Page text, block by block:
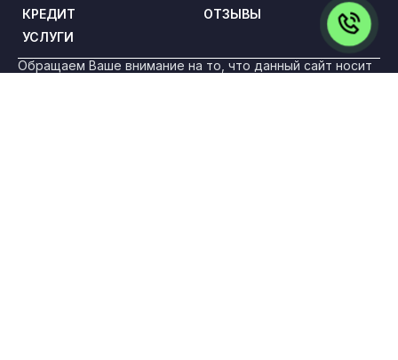
КРЕДИТ
ОТЗЫВЫ
УСЛУГИ
Обращаем Ваше внимание на то, что данный сайт носит